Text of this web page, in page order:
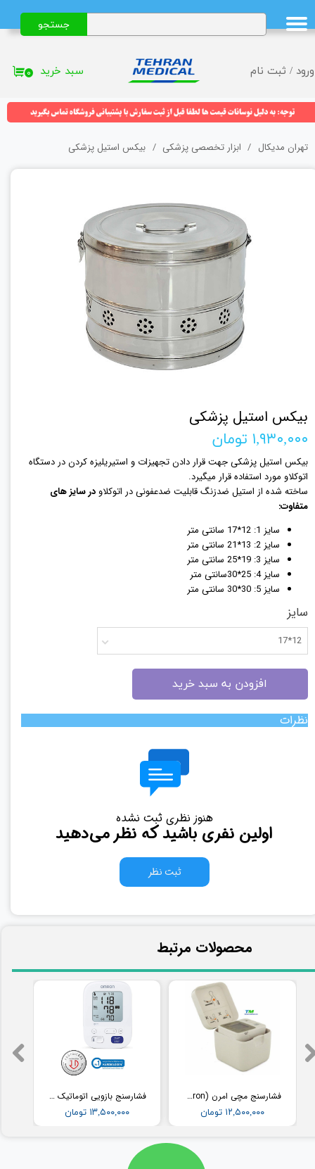
ورود / ثبت نام
حساب کاربری من
تغییر گذر واژه
خروج از حساب کاربری
جستجو
۰ سبد خرید
تهران مدیکال ابزار تخصصی پزشکی بیکس استیل پزشکی
بیکس استیل پزشکی
۱,۹۳۰,۰۰۰ تومان
بیکس استیل پزشکی جهت قرار دادن تجهیزات و استیریلیزه کردن در دستگاه
اتوکلاو مورد استفاده قرار میگیرد.
ساخته شده از استیل ضدزنگ قابلیت ضدعفونی در اتوکلاودر سایز های
متفاوت:
سایز 1: 12*17 سانتی متر
سایز 2: 13*21 سانتی متر
سایز 3: 19*25 سانتی متر
سایز 4: 25*30سانتی متر
سایز 5: 30*30 سانتی متر
سایز
12*17
افزودن به سبد خرید
نظرات
هنوز نظری ثبت نشده
اولین نفری باشید که نظر می‌دهید
ثبت نظر
فشارسنج بازویی اتوماتیک با کاف پهن امرن (OMRON) مدل M3
۱۳,۵۰۰,۰۰۰ تومان
فشارسنج مچی امرن (Omron) مدل RS2
۱۲,۵۰۰,۰۰۰ تومان
​محصولات مرتبط